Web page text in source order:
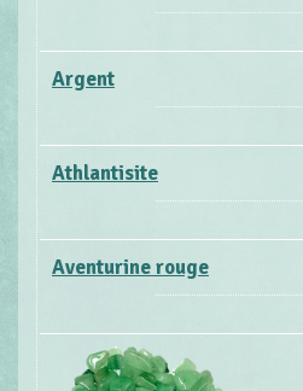
Argent
Athlantisite
Aventurine rouge